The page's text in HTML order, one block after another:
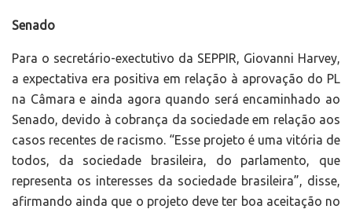
Senado
Para o secretário-exectutivo da SEPPIR, Giovanni Harvey,
a expectativa era positiva em relação à aprovação do PL
na Câmara e ainda agora quando será encaminhado ao
Senado, devido à cobrança da sociedade em relação aos
casos recentes de racismo. “Esse projeto é uma vitória de
todos, da sociedade brasileira, do parlamento, que
representa os interesses da sociedade brasileira”, disse,
afirmando ainda que o projeto deve ter boa aceitação no